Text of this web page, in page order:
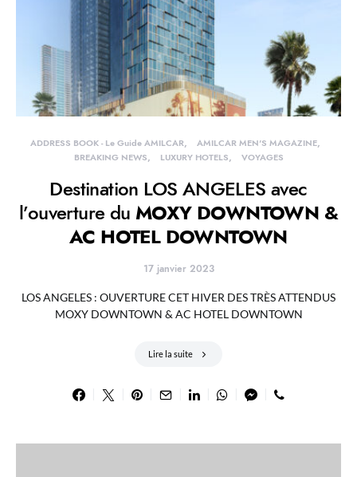
ADDRESS BOOK - Le Guide AMILCAR
AMILCAR MEN'S MAGAZINE
BREAKING NEWS
LUXURY HOTELS VOYAGES
Destination LOS ANGELES avec
l’ouverture du MOXY DOWNTOWN &
AC HOTEL DOWNTOWN
17 janvier 2023
LOS ANGELES : OUVERTURE CET HIVER DES TRÈS ATTENDUS
MOXY DOWNTOWN & AC HOTEL DOWNTOWN
Lire la suite